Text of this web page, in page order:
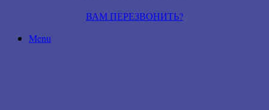
ВАМ ПЕРЕЗВОНИТЬ?
Menu